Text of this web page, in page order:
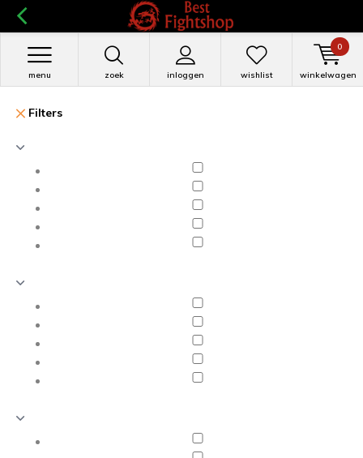
zoek inloggen
menu wishlist winkelwagen
0
Filters